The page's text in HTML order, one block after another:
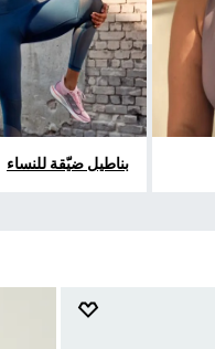
بناطيل ضيّقة للنساء